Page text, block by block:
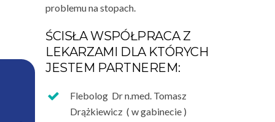
problemu na stopach.
ŚCISŁA WSPÓŁPRACA Z
LEKARZAMI DLA KTÓRYCH
JESTEM PARTNEREM:
Flebolog Dr n.med. Tomasz
Drążkiewicz ( w gabinecie )